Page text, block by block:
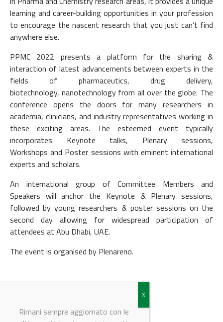
learning and career-building opportunities in your profession
to encourage the nascent research that you just can’t find
anywhere else.
PPMC 2022 presents a platform for the sharing &
interaction of latest advancements between experts in the
fields of pharmaceutics, drug delivery,
biotechnology, nanotechnology from all over the globe. The
conference opens the doors for many researchers in
academia, clinicians, and industry representatives working in
these exciting areas. The esteemed event typically
incorporates Keynote talks, Plenary sessions,
Workshops and Poster sessions with eminent international
experts and scholars.
An international group of Committee Members and
Speakers will anchor the Keynote & Plenary sessions,
followed by young researchers & poster sessions on the
second day allowing for widespread participation of
attendees at Abu Dhabi, UAE.
The event is organised by Plenareno.
Rimani sempre aggiornato con le